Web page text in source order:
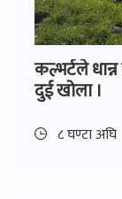
कल्भर्टले
दुई खोला ।
८ घण्टा अघि